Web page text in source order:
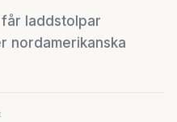
laddstolpar
nordamerikanska